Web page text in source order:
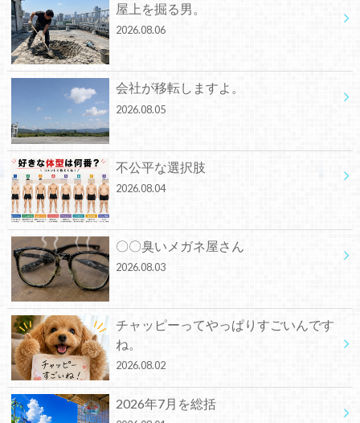
屋上を掘る男。
2026.08.06
会社が移転しますよ。
2026.08.05
不公平な選択肢
2026.08.04
〇〇臭いメガネ屋さん
2026.08.03
チャッピーってやっぱりすごいんです
ね。
2026.08.02
2026年7月を総括